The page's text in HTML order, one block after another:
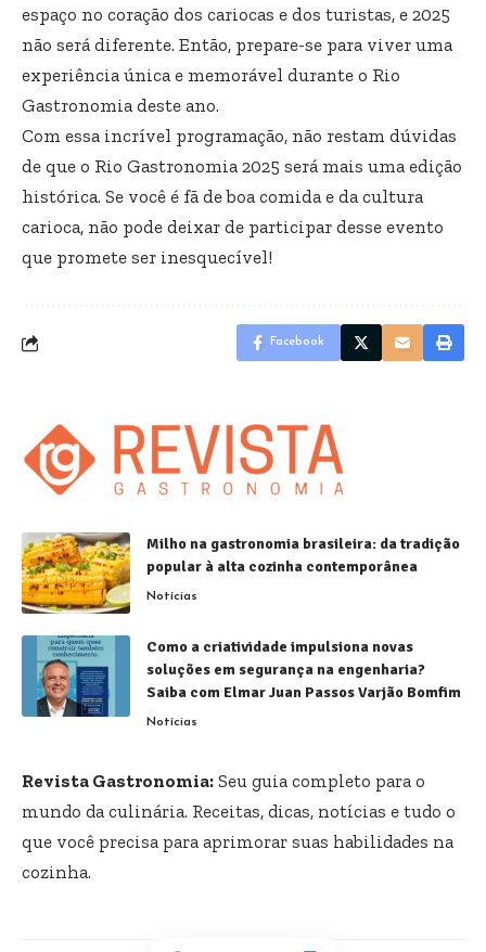
espaço no coração dos cariocas e dos turistas, e 2025
não será diferente. Então, prepare-se para viver uma
experiência única e memorável durante o Rio
Gastronomia deste ano.
Com essa incrível programação, não restam dúvidas
de que o Rio Gastronomia 2025 será mais uma edição
histórica. Se você é fã de boa comida e da cultura
carioca, não pode deixar de participar desse evento
que promete ser inesquecível!
Facebook
Milho na gastronomia brasileira: da tradição
popular à alta cozinha contemporânea
Notícias
Como a criatividade impulsiona novas
soluções em segurança na engenharia?
Saiba com Elmar Juan Passos Varjão Bomfim
Notícias
Revista Gastronomia: Seu guia completo para o
mundo da culinária. Receitas, dicas, notícias e tudo o
que você precisa para aprimorar suas habilidades na
cozinha.